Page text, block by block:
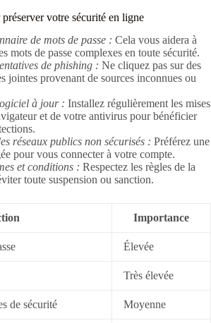
votre sécurité en ligne
de mots de passe : Cela vous aidera à
mots de passe complexes en toute sécurité.
de phishing : Ne cliquez pas sur des
jointes provenant de sources inconnues ou
à jour : Installez régulièrement les mises
et de votre antivirus pour bénéficier
réseaux publics non sécurisés : Préférez une
pour vous connecter à votre compte.
et conditions : Respectez les règles de la
toute suspension ou sanction.
Importance
Élevée
Très élevée
de sécurité Moyenne